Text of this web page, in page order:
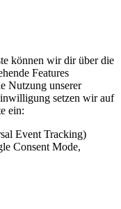
können wir dir über die
Features
Nutzung unserer
setzen wir auf
ein:
Event Tracking)
Consent Mode,